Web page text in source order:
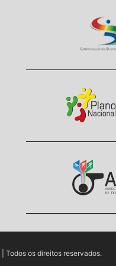
| Todos os direitos reservados.